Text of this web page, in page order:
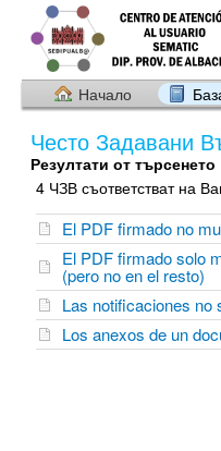
Начало
Често Задавани
Резултати от търсенето
4 ЧЗВ съответстват на
El PDF firmado no
El PDF firmado solo
(pero no en el resto)
Las notificaciones no
Los anexos de un